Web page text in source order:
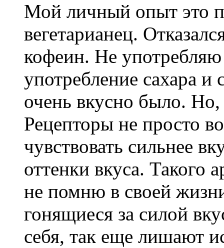
Мой личный опыт это
вегетарианец.
кофеин. Не
употребление сахара и
очень вкусно было. Но,
Рецепторы не просто
чувствовать сильнее
оттенки вкуса. Такого
не помню в своей
гонящиеся за силой
себя, так еще лишают